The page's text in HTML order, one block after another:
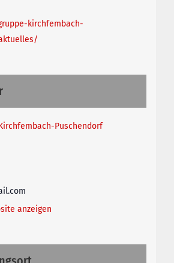
kirchfembach-
Puschendorf
anzeigen